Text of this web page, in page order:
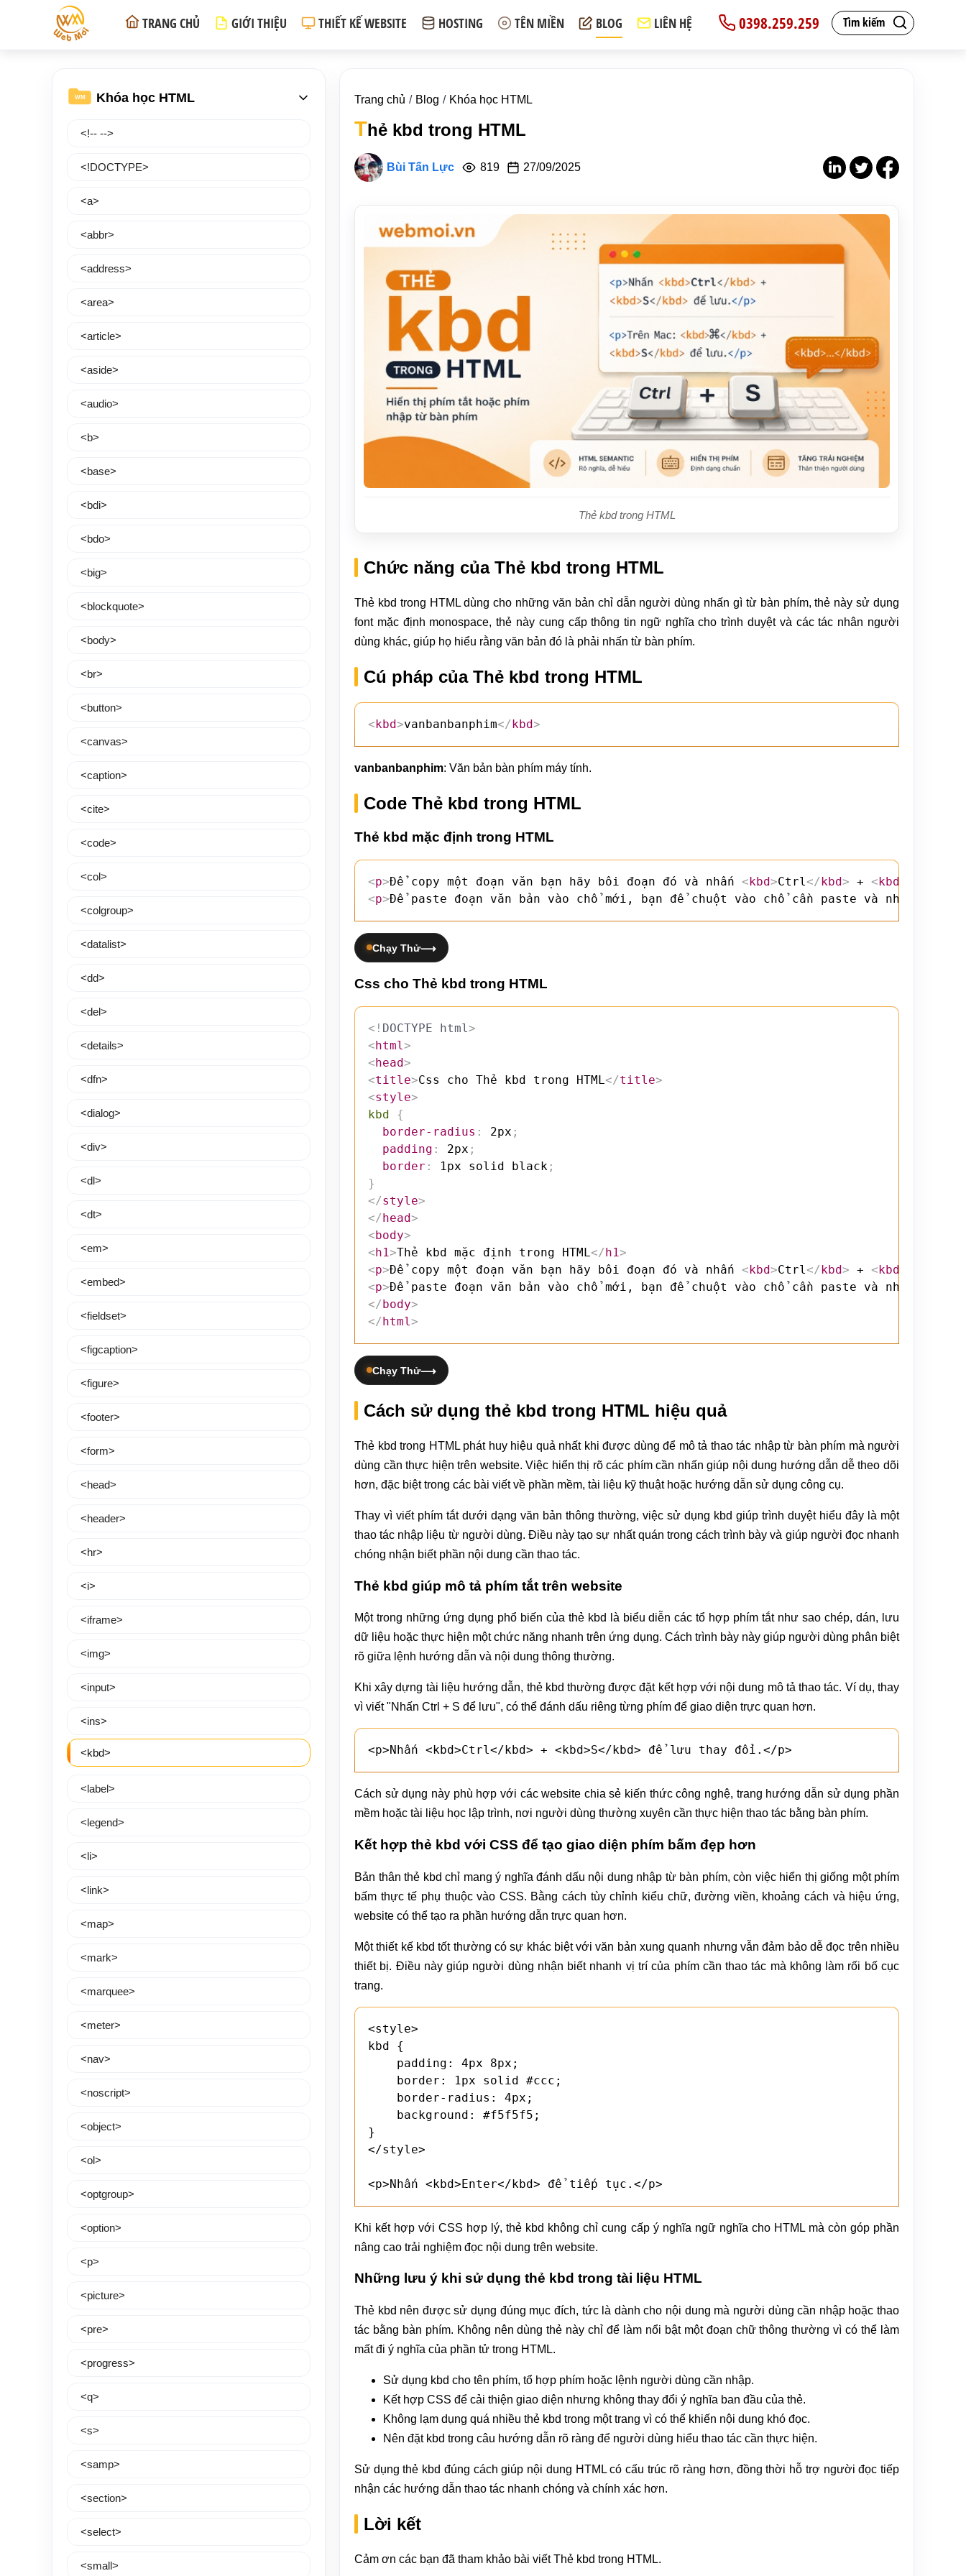
Tìm kiếm
0398.259.259
TRANG CHỦ GIỚI THIỆU THIẾT KẾ WEBSITE HOSTING TÊN MIỀN BLOG LIÊN HỆ
Trang chủ Blog Khóa học HTML
Thẻ kbd trong HTML
Bùi Tấn Lực 819 27/09/2025
Thẻ kbd trong HTML
Chức năng của Thẻ kbd trong HTML
Thẻ kbd trong HTML dùng cho những văn bản chỉ dẫn người dùng nhấn gì từ bàn phím, thẻ này sử dụng
font mặc định monospace, thẻ này cung cấp thông tin ngữ nghĩa cho trình duyệt và các tác nhân người
dùng khác, giúp họ hiểu rằng văn bản đó là phải nhấn từ bàn phím.
Cú pháp của Thẻ kbd trong HTML
<kbd>vanbanbanphim</kbd>
vanbanbanphim: Văn bản bàn phím máy tính.
Code Thẻ kbd trong HTML
Thẻ kbd mặc định trong HTML
<p>Để copy một đoạn văn bạn hãy bôi đoạn đó và nhấn <kbd>Ctrl </kbd> + <kbd
<p>Để paste đoạn văn bản vào chổ mới, bạn để chuột vào chổ cần paste và nhấn
Chạy Thử
Css cho Thẻ kbd trong HTML
<! DOCTYPE html>
<html>
<head>
<title>Css cho Thẻ kbd trong HTML</title>
<style>
kbd
{
border-radius : 2px ;
padding : 2px ;
border : 1px solid black ;
}
</style>
</head>
<body>
<h1>Thẻ kbd mặc định trong HTML</h1>
<p>Để copy một đoạn văn bạn hãy bôi đoạn đó và nhấn <kbd>Ctrl</kbd> + <kbd
<p>Để paste đoạn văn bản vào chổ mới, bạn để chuột vào chổ cần paste và nhấn
</body>
</html>
Chạy Thử
Cách sử dụng thẻ kbd trong HTML hiệu quả
Thẻ kbd trong HTML phát huy hiệu quả nhất khi được dùng để mô tả thao tác nhập từ bàn phím mà người
dùng cần thực hiện trên website. Việc hiển thị rõ các phím cần nhấn giúp nội dung hướng dẫn dễ theo dõi
hơn, đặc biệt trong các bài viết về phần mềm, tài liệu kỹ thuật hoặc hướng dẫn sử dụng công cụ.
Thay vì viết phím tắt dưới dạng văn bản thông thường, việc sử dụng kbd giúp trình duyệt hiểu đây là một
thao tác nhập liệu từ người dùng. Điều này tạo sự nhất quán trong cách trình bày và giúp người đọc nhanh
chóng nhận biết phần nội dung cần thao tác.
Thẻ kbd giúp mô tả phím tắt trên website
Một trong những ứng dụng phổ biến của thẻ kbd là biểu diễn các tổ hợp phím tắt như sao chép, dán, lưu
dữ liệu hoặc thực hiện một chức năng nhanh trên ứng dụng. Cách trình bày này giúp người dùng phân biệt
rõ giữa lệnh hướng dẫn và nội dung thông thường.
Khi xây dựng tài liệu hướng dẫn, thẻ kbd thường được đặt kết hợp với nội dung mô tả thao tác. Ví dụ, thay
vì viết "Nhấn Ctrl + S để lưu", có thể đánh dấu riêng từng phím để giao diện trực quan hơn.
<p>Nhấn <kbd>Ctrl</kbd> + <kbd>S</kbd> để lưu thay đổi.</p>
Cách sử dụng này phù hợp với các website chia sẻ kiến thức công nghệ, trang hướng dẫn sử dụng phần
mềm hoặc tài liệu học lập trình, nơi người dùng thường xuyên cần thực hiện thao tác bằng bàn phím.
Kết hợp thẻ kbd với CSS để tạo giao diện phím bấm đẹp hơn
Bản thân thẻ kbd chỉ mang ý nghĩa đánh dấu nội dung nhập từ bàn phím, còn việc hiển thị giống một phím
bấm thực tế phụ thuộc vào CSS. Bằng cách tùy chỉnh kiểu chữ, đường viền, khoảng cách và hiệu ứng,
website có thể tạo ra phần hướng dẫn trực quan hơn.
Một thiết kế kbd tốt thường có sự khác biệt với văn bản xung quanh nhưng vẫn đảm bảo dễ đọc trên nhiều
thiết bị. Điều này giúp người dùng nhận biết nhanh vị trí của phím cần thao tác mà không làm rối bố cục
trang.
<style>
kbd {
}
</style>
<p>Nhấn <kbd>Enter</kbd> để tiếp tục.</p>
Khi kết hợp với CSS hợp lý, thẻ kbd không chỉ cung cấp ý nghĩa ngữ nghĩa cho HTML mà còn góp phần
nâng cao trải nghiệm đọc nội dung trên website.
Những lưu ý khi sử dụng thẻ kbd trong tài liệu HTML
Thẻ kbd nên được sử dụng đúng mục đích, tức là dành cho nội dung mà người dùng cần nhập hoặc thao
tác bằng bàn phím. Không nên dùng thẻ này chỉ để làm nổi bật một đoạn chữ thông thường vì có thể làm
mất đi ý nghĩa của phần tử trong HTML.
Sử dụng kbd cho tên phím, tổ hợp phím hoặc lệnh người dùng cần nhập.
Kết hợp CSS để cải thiện giao diện nhưng không thay đổi ý nghĩa ban đầu của thẻ.
Không lạm dụng quá nhiều thẻ kbd trong một trang vì có thể khiến nội dung khó đọc.
Nên đặt kbd trong câu hướng dẫn rõ ràng để người dùng hiểu thao tác cần thực hiện.
Sử dụng thẻ kbd đúng cách giúp nội dung HTML có cấu trúc rõ ràng hơn, đồng thời hỗ trợ người đọc tiếp
nhận các hướng dẫn thao tác nhanh chóng và chính xác hơn.
Lời kết
Cảm ơn các bạn đã tham khảo bài viết Thẻ kbd trong HTML.
WM Khóa học HTML
<!-- -->
<!DOCTYPE>
<a>
<abbr>
<address>
<area>
<article>
<aside>
<audio>
<b>
<base>
<bdi>
<bdo>
<big>
<blockquote>
<body>
<br>
<button>
<canvas>
<caption>
<cite>
<code>
<col>
<colgroup>
<datalist>
<dd>
<del>
<details>
<dfn>
<dialog>
<div>
<dl>
<dt>
<em>
<embed>
<fieldset>
<figcaption>
<figure>
<footer>
<form>
<head>
<header>
<hr>
<i>
<iframe>
<img>
<input>
<ins>
<kbd>
<label>
<legend>
<li>
<link>
<map>
<mark>
<marquee>
<meter>
<nav>
<noscript>
<object>
<ol>
<optgroup>
<option>
<p>
<picture>
<pre>
<progress>
<q>
<s>
<samp>
<section>
<select>
<small>